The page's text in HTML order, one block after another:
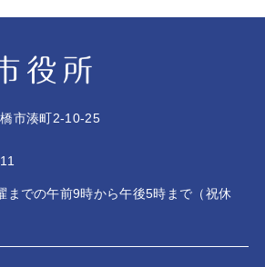
市湊町2-10-25
までの午前9時から午後5時まで（祝休